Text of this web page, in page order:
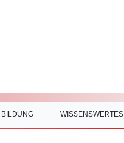
BILDUNG WISSENSWERTES